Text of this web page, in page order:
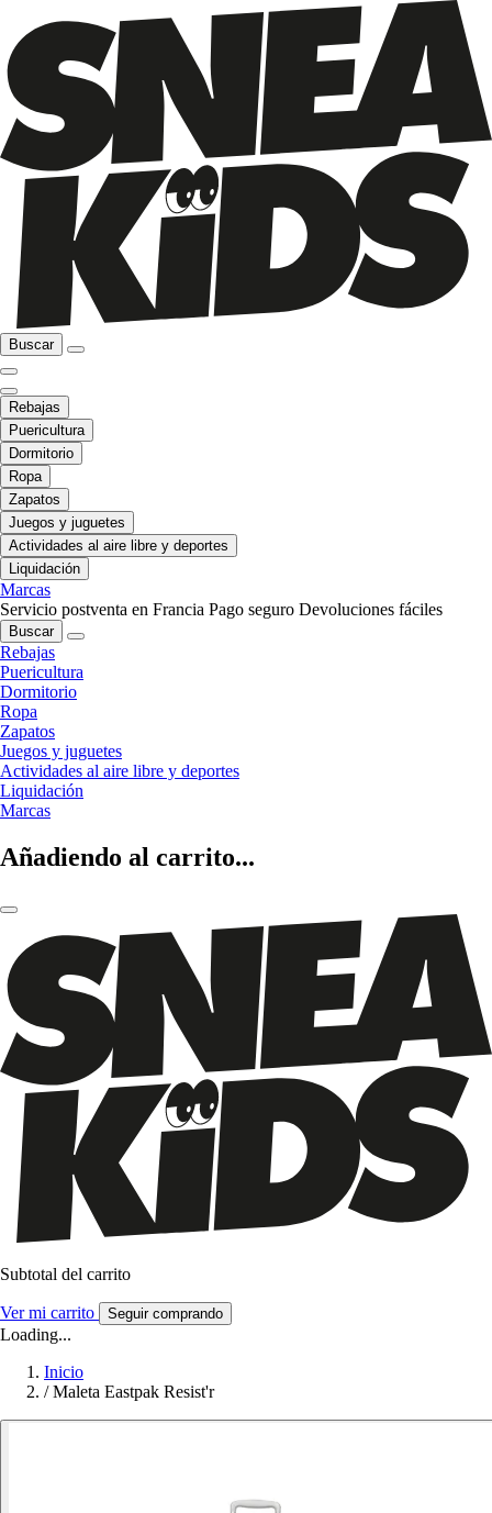
Buscar
Rebajas
Puericultura
Dormitorio
Ropa
Zapatos
Juegos y juguetes
Actividades al aire libre y deportes
Liquidación
Marcas
Servicio postventa en Francia Pago seguro Devoluciones fáciles
Buscar
Rebajas
Puericultura
Dormitorio
Ropa
Zapatos
Juegos y juguetes
Actividades al aire libre y deportes
Liquidación
Marcas
Añadiendo al carrito...
Subtotal del carrito
Ver mi carrito Seguir comprando
Loading...
Inicio
/ Maleta Eastpak Resist'r